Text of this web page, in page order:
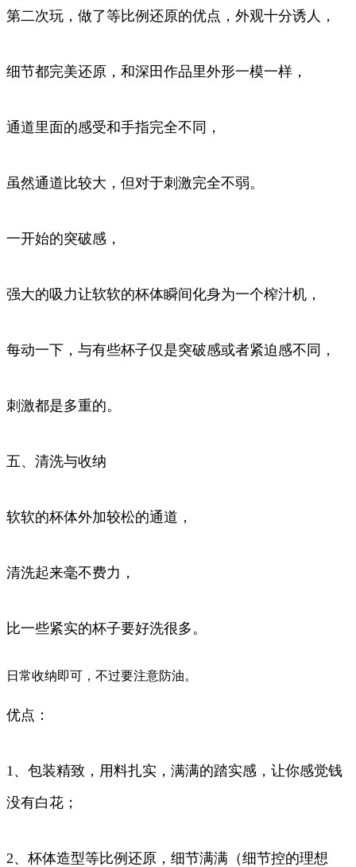
第二次玩，做了等比例还原的优点，外观十分诱人，
细节都完美还原，和深田作品里外形一模一样，
通道里面的感受和手指完全不同，
虽然通道比较大，但对于刺激完全不弱。
一开始的突破感，
强大的吸力让软软的杯体瞬间化身为一个榨汁机，
每动一下，与有些杯子仅是突破感或者紧迫感不同，
刺激都是多重的。
五、清洗与收纳
软软的杯体外加较松的通道，
清洗起来毫不费力，
比一些紧实的杯子要好洗很多。
日常收纳即可，不过要注意防油。
优点：
1、包装精致，用料扎实，满满的踏实感，让你感觉钱
没有白花；
2、杯体造型等比例还原，细节满满（细节控的理想